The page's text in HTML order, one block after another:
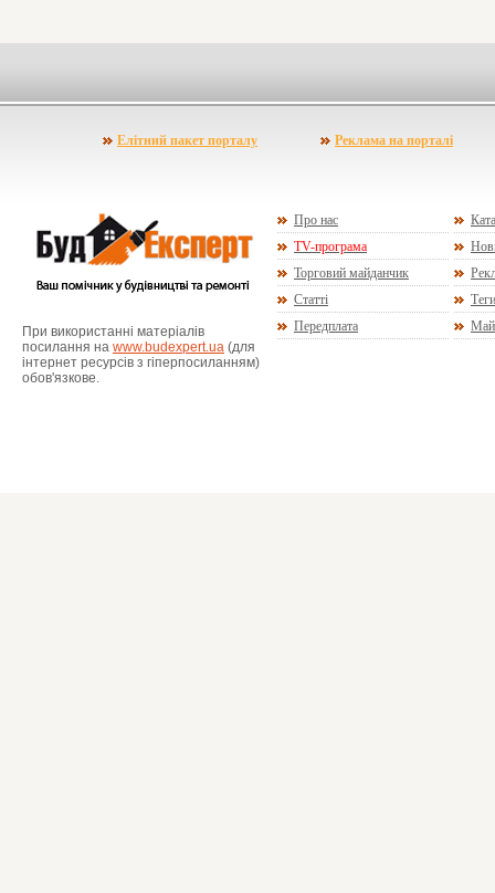
Елітний пакет порталу Реклама на порталі
При використанні матеріалів
посилання на www.budexpert.ua (для
інтернет ресурсів з гіперпосиланням)
обов'язкове.
Про нас
TV-програма
Торговий майданчик
Статті
Теги
Передплата